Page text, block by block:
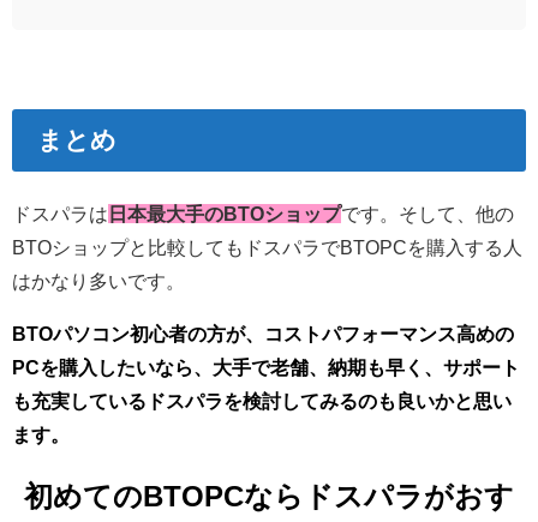
まとめ
ドスパラは 日本最大手のBTOショップです。そして、他の
BTOショップと比較してもドスパラでBTOPCを購入する人
はかなり多いです。
BTOパソコン初心者の方が、
コストパフォーマンス高めの
PCを購入したいなら
、大手で老舗、納期も早く、サポート
も充実しているドスパラを検討してみるのも良いかと思い
ます。
初めてのBTOPCならドスパラがおす